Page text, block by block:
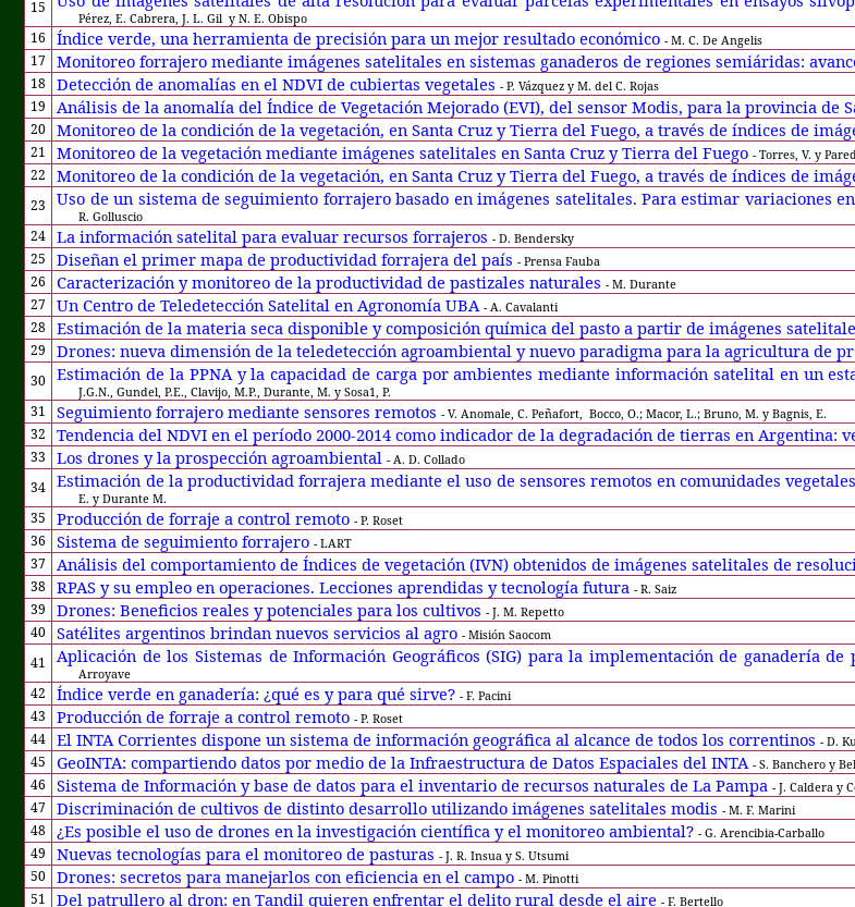
15
Pérez, E. Cabrera, J. L. Gil y N. E. Obispo
16
Índice verde, una herramienta de precisión para un mejor resultado económico- M. C. De Angelis
17
Monitoreo forrajero mediante imágenes satelitales en sistemas ganaderos de regiones semiáridas:
18
Detección de anomalías en el NDVI de cubiertas vegetales- P. Vázquez y M. del C. Rojas
19
Análisis de la anomalía del Índice de Vegetación Mejorado (EVI), del sensor Modis, para la provincia de
20
Monitoreo de la condición de la vegetación, en Santa Cruz y Tierra del Fuego, a través de índices de
21
Monitoreo de la vegetación mediante imágenes satelitales en Santa Cruz y Tierra del Fuego- Torres, V. y
22
Monitoreo de la condición de la vegetación, en Santa Cruz y Tierra del Fuego, a través de índices de
23
Uso de un sistema de seguimiento forrajero basado en imágenes satelitales. Para estimar variaciones
R. Golluscio
24
La información satelital para evaluar recursos forrajeros- D. Bendersky
25
Diseñan el primer mapa de productividad forrajera del país- Prensa Fauba
26
Caracterización y monitoreo de la productividad de pastizales naturales- M. Durante
27
Un Centro de Teledetección Satelital en Agronomía UBA- A. Cavalanti
28
Estimación de la materia seca disponible y composición química del pasto a partir de imágenes
29
Drones: nueva dimensión de la teledetección agroambiental y nuevo paradigma para la agricultura de
30
Estimación de la PPNA y la capacidad de carga por ambientes mediante información satelital en un
J.G.N., Gundel, P.E., Clavijo, M.P., Durante, M. y Sosa1, P.
31
Seguimiento forrajero mediante sensores remotos- V. Anomale, C. Peñafort, Bocco, O.; Macor, L.; Bruno, M. y Bagnis, E.
32
Tendencia del NDVI en el período 2000-2014 como indicador de la degradación de tierras en Argentina:
33
Los drones y la prospección agroambiental- A. D. Collado
34
Estimación de la productividad forrajera mediante el uso de sensores remotos en comunidades
E. y Durante M.
35
Producción de forraje a control remoto- P. Roset
36
Sistema de seguimiento forrajero- LART
37
Análisis del comportamiento de Índices de vegetación (IVN) obtenidos de imágenes satelitales de
38
RPAS y su empleo en operaciones. Lecciones aprendidas y tecnología futura- R. Saiz
39
Drones: Beneficios reales y potenciales para los cultivos- J. M. Repetto
40
Satélites argentinos brindan nuevos servicios al agro- Misión Saocom
41
Aplicación de los Sistemas de Información Geográficos (SIG) para la implementación de ganadería de
Arroyave
42
Índice verde en ganadería: ¿qué es y para qué sirve?- F. Pacini
43
Producción de forraje a control remoto- P. Roset
44
El INTA Corrientes dispone un sistema de información geográfica al alcance de todos los correntinos- D.
45
GeoINTA: compartiendo datos por medio de la Infraestructura de Datos Espaciales del INTA- S. Banchero y
46
Sistema de Información y base de datos para el inventario de recursos naturales de La Pampa- J. Caldera y
47
Discriminación de cultivos de distinto desarrollo utilizando imágenes satelitales modis- M. F. Marini
48
¿Es posible el uso de drones en la investigación científica y el monitoreo ambiental?- G. Arencibia-Carballo
49
Nuevas tecnologías para el monitoreo de pasturas- J. R. Insua y S. Utsumi
50
Drones: secretos para manejarlos con eficiencia en el campo- M. Pinotti
51
Del patrullero al dron: en Tandil quieren enfrentar el delito rural desde el aire- F. Bertello